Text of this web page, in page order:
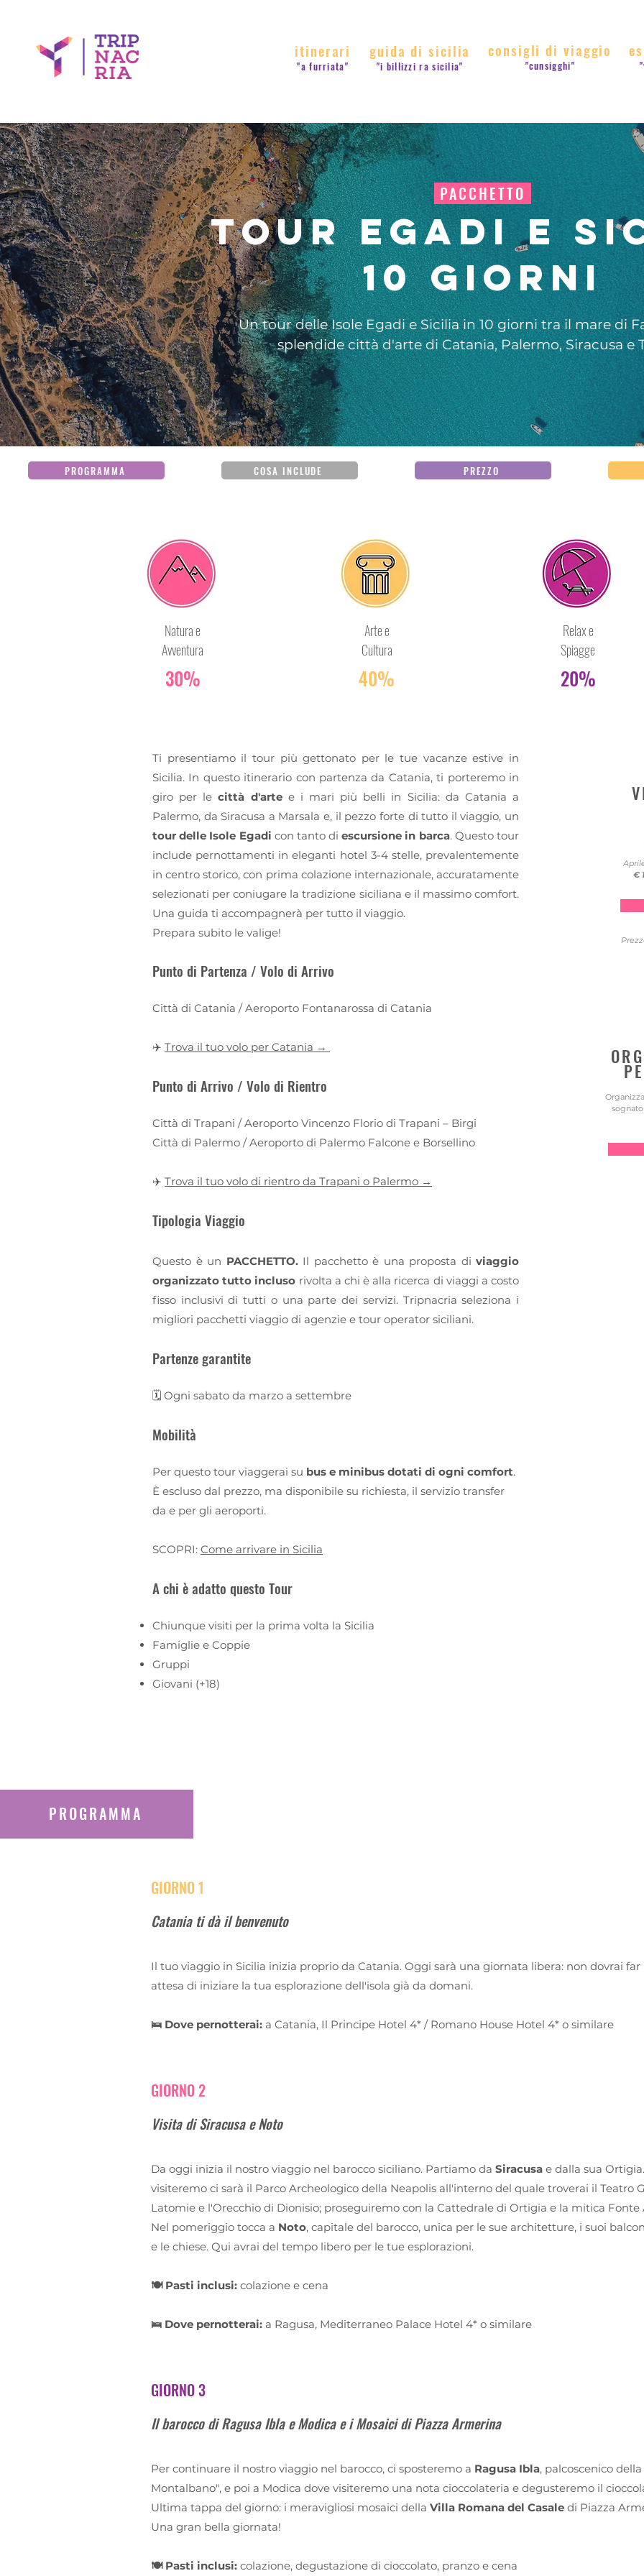
itinerari
"a furriata"
guida di sicilia
"i billizzi ra sicilia"
consigli di viaggio
"cunsigghi"
Tour Egadi e
10 giorni
Un tour delle Isole Egadi e Sicilia in 10 giorni tra il mare di
splendide città d'arte di Catania, Palermo, Siracusa e
PACCHETTO
Natura e
Avventura
30%
Arte e
Cultura
40%
Relax e
Spiagge
20%
Ti presentiamo il tour più gettonato per le tue vacanze estive in
Sicilia. In questo itinerario con partenza da Catania, ti porteremo in
giro per lecittà d'artee i mari più belli in Sicilia: da Catania a
Palermo, da Siracusa a Marsala e, il pezzo forte di tutto il viaggio, un
tour delle Isole Egadi con tanto diescursione in barca. Questo tour
include pernottamenti in eleganti hotel 3-4 stelle, prevalentemente
in centro storico, con prima colazione internazionale, accuratamente
selezionati per coniugare la tradizione siciliana e il massimo comfort.
Una guida ti accompagnerà per tutto il viaggio.
Prepara subito le valige!
Punto di Partenza / Volo di Arrivo
Città di Catania / Aeroporto Fontanarossa di Catania
✈️ Trova il tuo volo per Catania →
Punto di Arrivo / Volo di Rientro
Città di Trapani / Aeroporto Vincenzo Florio di Trapani – Birgi
Città di Palermo / Aeroporto di Palermo Falcone e Borsellino
✈️ Trova il tuo volo di rientro da Trapani o Palermo →
Tipologia Viaggio
Questo è un PACCHETTO. Il pacchetto è una proposta di viaggio
organizzato tutto incluso rivolta a chi è alla ricerca di viaggi a costo
fisso inclusivi di tutti o una parte dei servizi. Tripnacria seleziona i
migliori pacchetti viaggio di agenzie e tour operator siciliani.
Partenze garantite
🗓️ Ogni sabato da marzo a settembre
Mobilità
Per questo tour viaggerai su bus e minibus dotati di ogni comfort.
È escluso dal prezzo, ma disponibile su richiesta, il servizio transfer
da e per gli aeroporti.
SCOPRI: Come arrivare in Sicilia
A chi è adatto questo Tour
Chiunque visiti per la prima volta la Sicilia
Famiglie e Coppie
Gruppi
Giovani (+18)
GIORNO 1
Catania ti dà il benvenuto
Il tuo viaggio in Sicilia inizia proprio da Catania. Oggi sarà una giornata libera: non dovrai
attesa di iniziare la tua esplorazione dell'isola già da domani.
🛌 Dove pernotterai: a Catania, Il Principe Hotel 4* / Romano House Hotel 4* o similare
GIORNO 2
Visita di Siracusa e Noto
Da oggi inizia il nostro viaggio nel barocco siciliano. Partiamo da Siracusa e dalla sua
visiteremo ci sarà il Parco Archeologico della Neapolis all'interno del quale troverai il Teatro
Latomie e l'Orecchio di Dionisio; proseguiremo con la Cattedrale di Ortigia e la mitica Fonte
Nel pomeriggio tocca a Noto, capitale del barocco, unica per le sue architetture, i suoi
e le chiese. Qui avrai del tempo libero per le tue esplorazioni.
🍽️ Pasti inclusi: colazione e cena
🛌 Dove pernotterai: a Ragusa, Mediterraneo Palace Hotel 4* o similare
GIORNO 3
Il barocco di Ragusa Ibla e Modica e i Mosaici di Piazza Armerina
Per continuare il nostro viaggio nel barocco, ci sposteremo a Ragusa Ibla, palcoscenico
Montalbano", e poi a Modica dove visiteremo una nota cioccolateria e degusteremo il
Ultima tappa del giorno: i meravigliosi mosaici della Villa Romana del Casale di Piazza
Una gran bella giornata!
🍽️ Pasti inclusi: colazione, degustazione di cioccolato, pranzo e cena
sognato
PROGRAMMA
€
PROGRAMMA COSA INCLUDE indice
PREZZO